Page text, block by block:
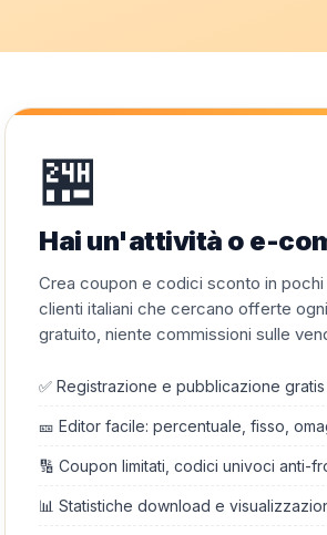
🏪
Hai un'attività o e-
Crea coupon e codici sconto in pochi
clienti italiani che cercano offerte
gratuito, niente commissioni sulle
✅ Registrazione e pubblicazione gratis
🎫 Editor facile: percentuale, fisso,
🔢 Coupon limitati, codici univoci anti-
📊 Statistiche download e